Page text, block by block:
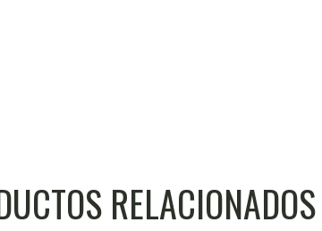
RELACIONADOS